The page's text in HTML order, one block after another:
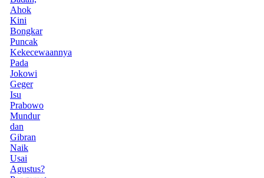
Ahok
Kini
Bongkar
Puncak
Kekecewaannya
Pada
Jokowi
Geger
Isu
Prabowo
Mundur
dan
Gibran
Naik
Usai
Agustus?